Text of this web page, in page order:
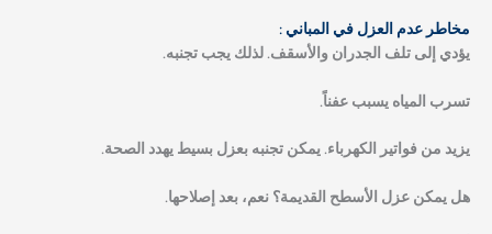
مخاطر عدم العزل في المباني :
يؤدي إلى تلف الجدران والأسقف. لذلك يجب تجنبه.
تسرب المياه يسبب عفناً.
يزيد من فواتير الكهرباء. يمكن تجنبه بعزل بسيط يهدد الصحة.
هل يمكن عزل الأسطح القديمة؟نعم، بعد إصلاحها.